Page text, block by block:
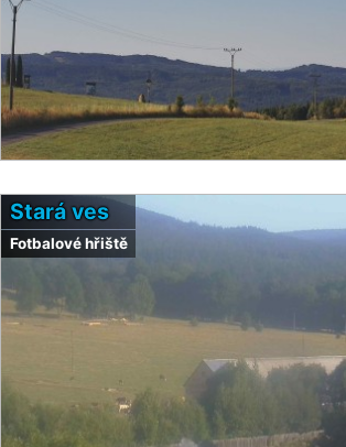
Stará ves
Fotbalové hřiště